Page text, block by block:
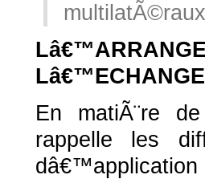
En matiÃ¨re
rappelle les